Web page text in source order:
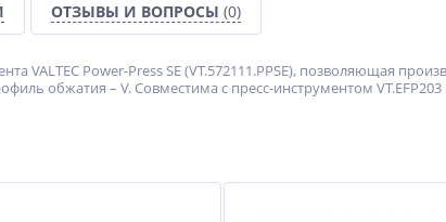
ОТЗЫВЫ И ВОПРОСЫ (0)
VALTEC Power-Press SЕ (VT.572111.PPSE), позволяющая
обжатия – V. Совместима с пресс-инструментом VT.EFP203